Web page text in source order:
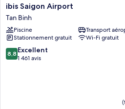
ibis
Saigon
Airport
Tan
Binh
ibis Saigon Airport
Tan Binh
Piscine
Transport
Stationnement gratuit
Wi-Fi gratuit
8.8
sur
8,8 Excellent
1 461 avis